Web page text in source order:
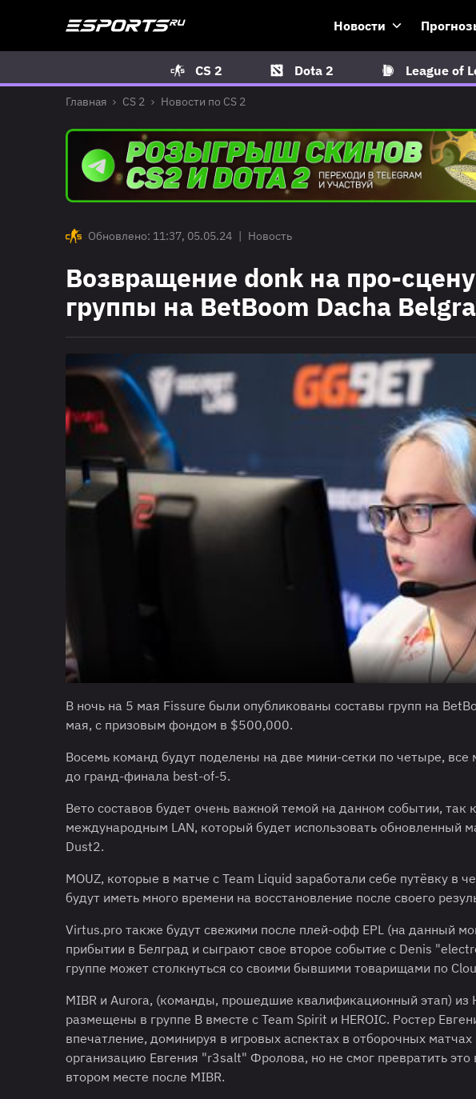
Новости
CS 2 Dota 2 League of
Главная CS 2 Новости по CS 2
Обновлено: 11:37, 05.05.24 | Новость
Возвращение donk на про-
группы на BetBoom Dacha
В ночь на 5 мая Fissure были опубликованы составы групп на
мая, с призовым фондом в $500,000.
Восемь команд будут поделены на две мини-сетки по четыре,
до гранд-финала best-of-5.
Вето составов будет очень важной темой на данном событии, так
международным LAN, который будет использовать обновленный
Dust2.
MOUZ, которые в матче с Team Liquid заработали себе путёвку в
будут иметь много времени на восстановление после своего
Virtus.pro также будут свежими после плей-офф EPL (на данный
прибытии в Белград и сыграют свое второе событие с Denis
группе может столкнуться со своими бывшими товарищами по
MIBR и Aurora, (команды, прошедшие квалификационный этап)
размещены в группе B вместе с Team Spirit и HEROIC. Ростер
впечатление, доминируя в игровых аспектах в отборочных
организацию Евгения "⁠r3salt⁠" Фролова, но не смог превратить
втором месте после MIBR.